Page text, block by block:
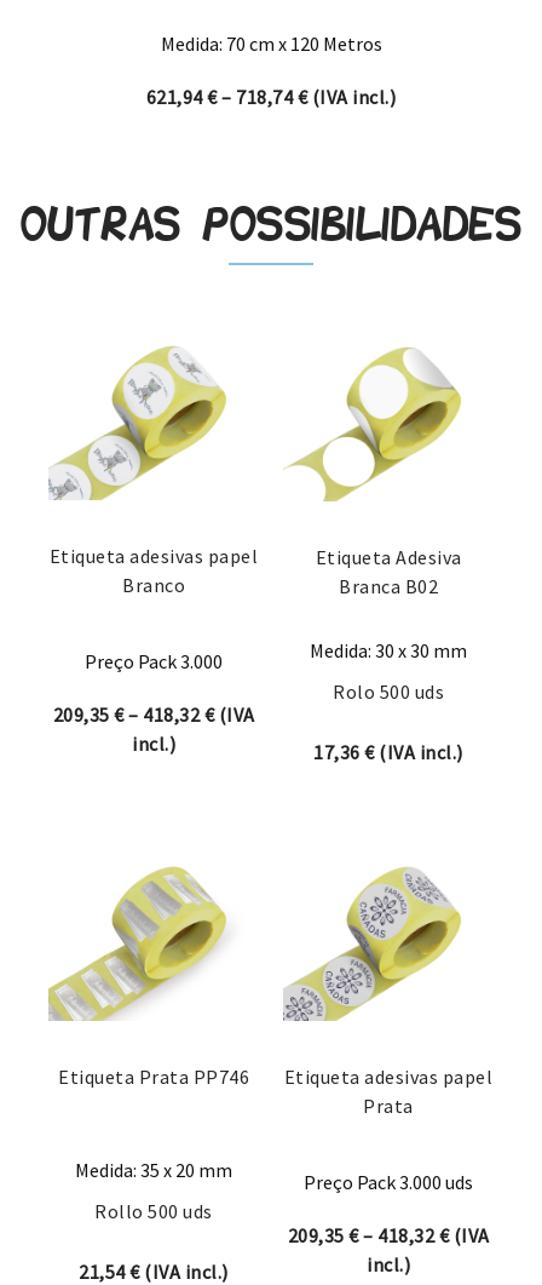
Medida: 70 cm x 120 Metros
621,94€– 718,74€Price range: 621,94 €
(IVA incl.)
Outras possibilidades
Etiqueta adesivas papel
Branco
Preço Pack 3.000
209,35 €– 418,32€Price range: 209,35 € through 418,32
(IVA
incl.)
Etiqueta Adesiva
Branca B02
Medida: 30 x 30 mm
Rolo 500 uds
17,36€(IVA incl.)
Etiqueta Prata PP746
Medida: 35 x 20 mm
Rollo 500 uds
21,54€(IVA incl.)
Etiqueta adesivas papel
Prata
Preço Pack 3.000 uds
209,35 €– 418,32€Price
(IVA
incl.)